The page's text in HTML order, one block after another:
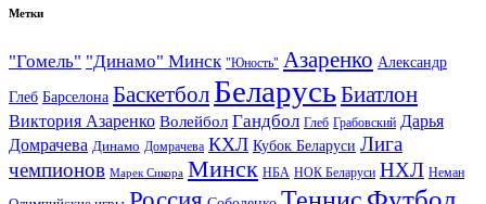
Метки
"Гомель" "Динамо" Минск "Юность" Азаренко Александр
Глеб Барселона Баскетбол БеларусьБиатлон
Виктория Азаренко Волейбол Гандбол Глеб Грабовский Дарья
Домрачева Динамо Домрачева КХЛ Кубок Беларуси Лига
чемпионов Марек Сикора Минск НБА НОК Беларуси НХЛ Неман